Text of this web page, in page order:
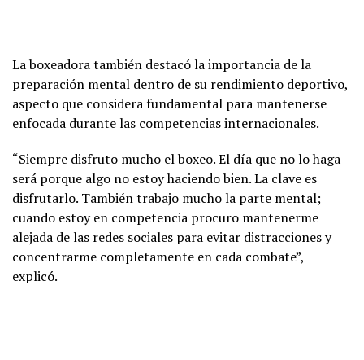
La boxeadora también destacó la importancia de la
preparación mental dentro de su rendimiento deportivo,
aspecto que considera fundamental para mantenerse
enfocada durante las competencias internacionales.
“Siempre disfruto mucho el boxeo. El día que no lo haga
será porque algo no estoy haciendo bien. La clave es
disfrutarlo. También trabajo mucho la parte mental;
cuando estoy en competencia procuro mantenerme
alejada de las redes sociales para evitar distracciones y
concentrarme completamente en cada combate”,
explicó.